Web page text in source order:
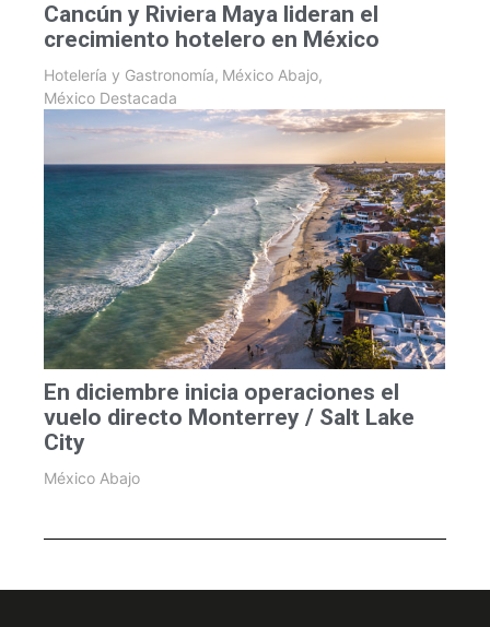
Cancún y Riviera Maya lideran el
crecimiento hotelero en México
Hotelería y Gastronomía, México Abajo,
México Destacada
En diciembre inicia operaciones el
vuelo directo Monterrey / Salt Lake
City
México Abajo